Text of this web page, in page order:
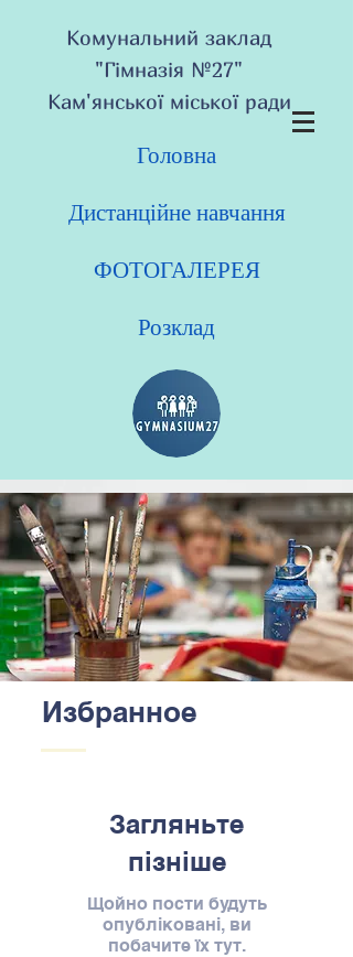
Комунальний заклад
"Гімназія №27"
Кам'янської міської ради
Головна
Дистанційне навчання
ФОТОГАЛЕРЕЯ
Розклад
Избранное
Загляньте
пізніше
Щойно пости будуть
опубліковані, ви
побачите їх тут.